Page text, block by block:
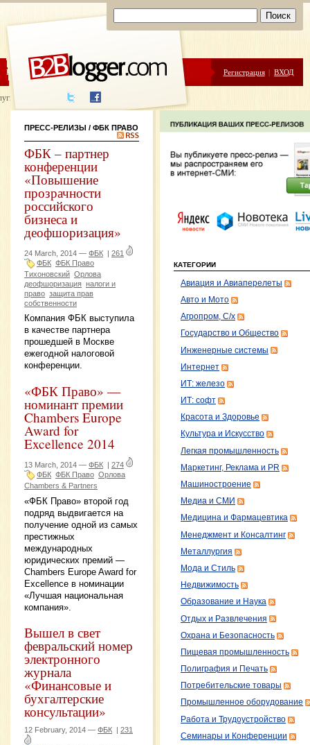
ЦЕНЫ ПОМОЩЬ Регистрация | ВХОД
написания
ПРЕСС-РЕЛИЗЫ / ФБК ПРАВО
ФБК – партнер
конференции
«Повышение
прозрачности
российского
бизнеса и
деофшоризация»
24 March, 2014 — ФБК | 261
ФБК ФБК Право
Тихоновский Орлова
деофшоризация налоги и
право защита прав
собственности
Компания ФБК выступила
в качестве партнера
прошедшей в Москве
ежегодной налоговой
конференции.
«ФБК Право» —
номинант премии
Chambers Europe
Award for
Excellence 2014
13 March, 2014 — ФБК | 274
ФБК ФБК Право Орлова
Chambers & Partners
«ФБК Право» второй год
подряд выдвигается на
получение одной из самых
престижных
международных
юридических премий —
Chambers Europe Award for
Excellence в номинации
«Лучшая национальная
компания».
Вышел в свет
февральский номер
электронного
журнала
«Финансовые и
бухгалтерские
консультации»
12 February, 2014 — ФБК 231
КАТЕГОРИИ
Авиация и Авиаперелеты
Авто и Мото
Агропром, С/х
Государство и Общество
Инженерные системы
Интернет
ИТ: железо
ИТ: софт
Красота и Здоровье
Культура и Искусство
Легкая промышленность
Маркетинг, Реклама и PR
Машиностроение
Медиа и СМИ
Медицина и Фармацевтика
Менеджмент и Консалтинг
Металлургия
Мода и Стиль
Недвижимость
Образование и Наука
Отдых и Развлечения
Охрана и Безопасность
Пищевая промышленность
Полиграфия и Печать
Потребительские товары
Промышленное оборудование
Работа и Трудоустройство
Семинары и Конференции